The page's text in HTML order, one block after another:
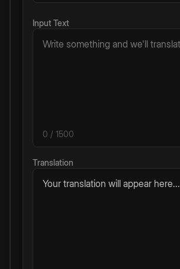
Input Text
0 / 1500
Translation
Your translation will appear here...